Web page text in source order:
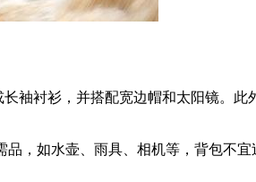
袖衬衫，并搭配宽边帽和太阳镜。此
，如水壶、雨具、相机等，背包不